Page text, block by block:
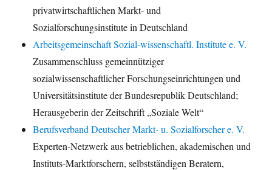
privatwirtschaftlichen Markt- und
Sozialforschungsinstitute in Deutschland
Arbeitsgemeinschaft Sozial-wissenschaftl. Institute e. V.
Zusammenschluss gemeinnütziger
sozialwissenschaftlicher Forschungseinrichtungen und
Universitätsinstitute der Bundesrepublik Deutschland;
Herausgeberin der Zeitschrift „Soziale Welt“
Berufsverband Deutscher Markt- u. Sozialforscher e. V.
Experten-Netzwerk aus betrieblichen, akademischen und
Instituts-Marktforschern, selbstständigen Beratern,